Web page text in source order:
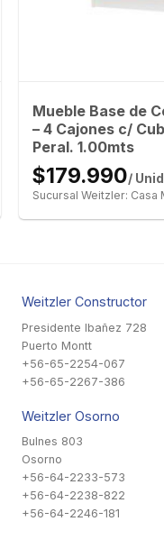
Mueble Base de
– 4 Cajones c/
Peral. 1.00mts
$179.990/
Sucursal Weitzler: Casa
Weitzler Constructor
Presidente Ibañez 728
Puerto Montt
+56-65-2254-067
+56-65-2267-386
Weitzler Osorno
Bulnes 803
Osorno
+56-64-2233-573
+56-64-2238-822
+56-64-2246-181